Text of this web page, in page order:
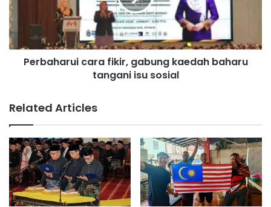
a
w
a
r
i
s
w
a
u
n
t
u
h
a
r
u
a
f
i
k
i
r
,
g
Perbaharui cara fikir, gabung kaedah baharu
tangani isu sosial
Related Articles